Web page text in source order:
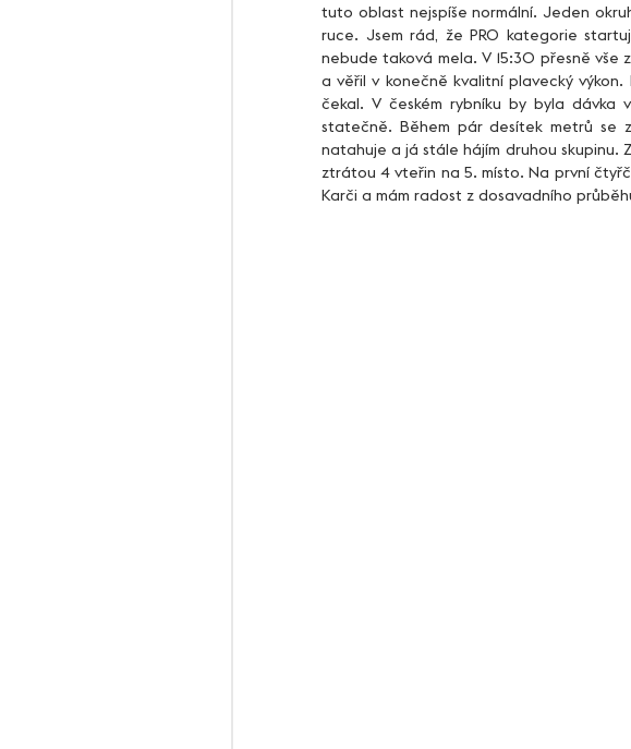
tuto oblast nejspíše normální. Jeden
ruce. Jsem rád, že PRO kategorie
nebude taková mela. V 15:30 přesně vše
a věřil v konečně kvalitní plavecký
čekal. V českém rybníku by byla dávka
statečně. Během pár desítek metrů se
natahuje a já stále hájím druhou skupinu.
ztrátou 4 vteřin na 5. místo. Na první